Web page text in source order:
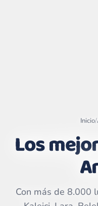
Inicio/
Los
Con más de 8.000